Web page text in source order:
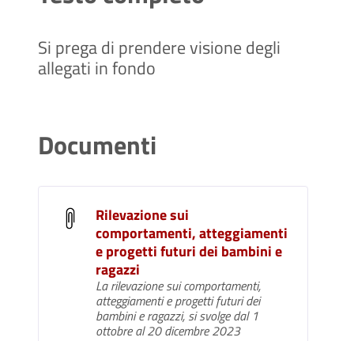
Si prega di prendere visione degli
allegati in fondo
Documenti
Rilevazione sui
comportamenti, atteggiamenti
e progetti futuri dei bambini e
ragazzi
La rilevazione sui comportamenti,
atteggiamenti e progetti futuri dei
bambini e ragazzi, si svolge dal 1
ottobre al 20 dicembre 2023